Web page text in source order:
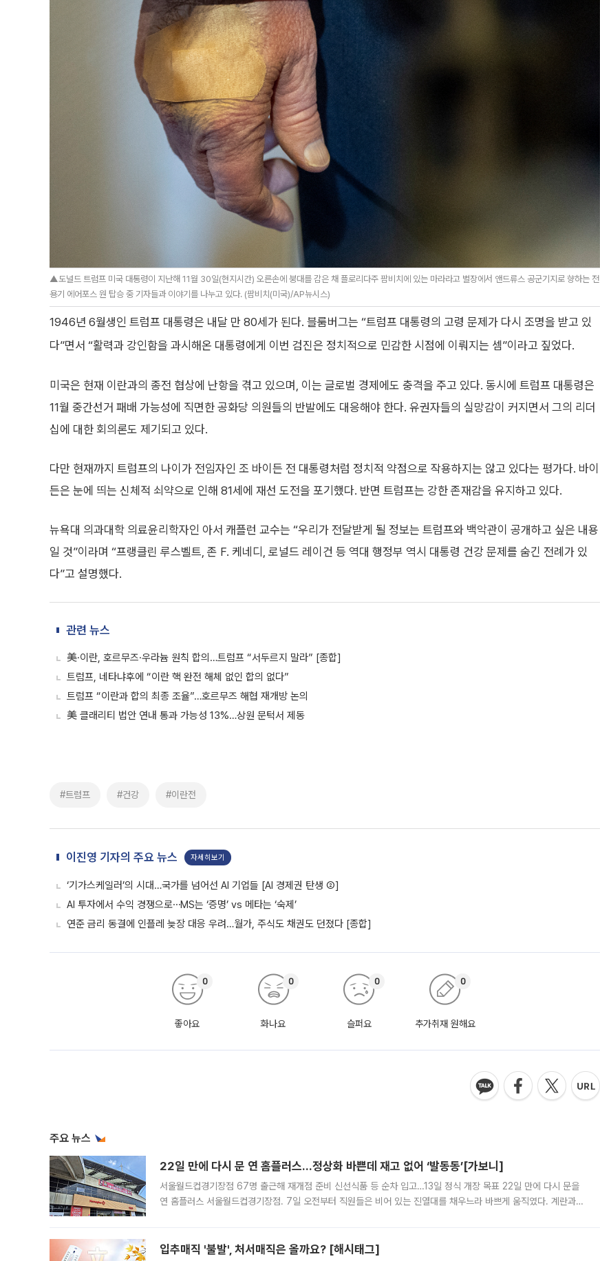
▲도널드 트럼프 미국 대통령이 지난해 11월 30일(현지시간) 오른손에 붕대를 감은 채 플로리다주 팜비치에 있는 마라라고 별장에서 앤드류스 공군기지로 향하는 전
용기 에어포스 원 탑승 중 기자들과 이야기를 나누고 있다. (팜비치(미국)/AP뉴시스)
1946년 6월생인 트럼프 대통령은 내달 만 80세가 된다. 블룸버그는 “트럼프 대통령의 고령 문제가 다시 조명을 받고 있
다”면서 “활력과 강인함을 과시해온 대통령에게 이번 검진은 정치적으로 민감한 시점에 이뤄지는 셈”이라고 짚었다.
미국은 현재 이란과의 종전 협상에 난항을 겪고 있으며, 이는 글로벌 경제에도 충격을 주고 있다. 동시에 트럼프 대통령은
11월 중간선거 패배 가능성에 직면한 공화당 의원들의 반발에도 대응해야 한다. 유권자들의 실망감이 커지면서 그의 리더
십에 대한 회의론도 제기되고 있다.
다만 현재까지 트럼프의 나이가 전임자인 조 바이든 전 대통령처럼 정치적 약점으로 작용하지는 않고 있다는 평가다. 바이
든은 눈에 띄는 신체적 쇠약으로 인해 81세에 재선 도전을 포기했다. 반면 트럼프는 강한 존재감을 유지하고 있다.
뉴욕대 의과대학 의료윤리학자인 아서 캐플런 교수는 “우리가 전달받게 될 정보는 트럼프와 백악관이 공개하고 싶은 내용
일 것”이라며 “프랭클린 루스벨트, 존 F. 케네디, 로널드 레이건 등 역대 행정부 역시 대통령 건강 문제를 숨긴 전례가 있
다”고 설명했다.
관련 뉴스
美·이란, 호르무즈·우라늄 원칙 합의…트럼프 “서두르지 말라” [종합]
트럼프, 네타냐후에 “이란 핵 완전 해체 없인 합의 없다”
트럼프 “이란과 합의 최종 조율”…호르무즈 해협 재개방 논의
美 클래리티 법안 연내 통과 가능성 13%…상원 문턱서 제동
#트럼프 #건강 #이란전
이진영 기자의 주요 뉴스 자세히보기
‘기가스케일러’의 시대…국가를 넘어선 AI 기업들 [AI 경제권 탄생 ②]
AI 투자에서 수익 경쟁으로⋯MS는 ‘증명’ vs 메타는 ‘숙제’
연준 금리 동결에 인플레 늦장 대응 우려…월가, 주식도 채권도 던졌다 [종합]
좋아요
0
화나요
0
슬퍼요
0
추가취재 원해요
0
주요 뉴스
22일 만에 다시 문 연 홈플러스…정상화 바쁜데 재고 없어 ‘발동동’[가보니]
서울월드컵경기장점 67명 출근해 재개점 준비 신선식품 등 순차 입고…13일 정식 개장 목표 22일 만에 다시 문을
연 홈플러스 서울월드컵경기장점. 7일 오전부터 직원들은 비어 있는 진열대를 채우느라 바쁘게 움직였다. 계란과
입추매직 '불발', 처서매직은 올까요? [해시태그]